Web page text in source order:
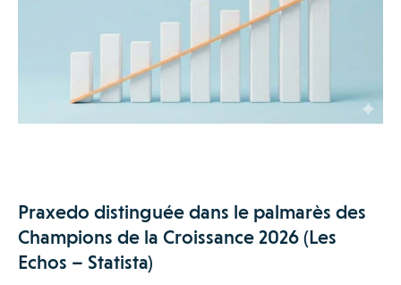
Praxedo distinguée dans le palmarès des
Champions de la Croissance 2026 (Les
Echos – Statista)